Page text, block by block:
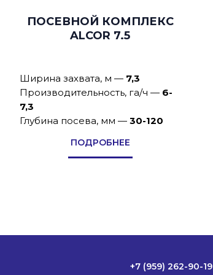
ПОСЕВНОЙ КОМПЛЕКС
ALCOR 7.5
Ширина захвата, м — 7,3
Производительность, га/ч — 6-
7,3
Глубина посева, мм —30-120
ПОДРОБНЕЕ
+7 (959) 262-90-19